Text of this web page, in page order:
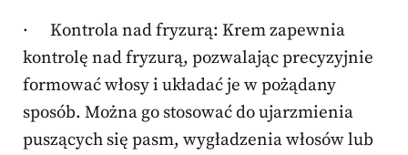
· Kontrola nad fryzurą: Krem zapewnia
kontrolę nad fryzurą, pozwalając precyzyjnie
formować włosy i układać je w pożądany
sposób. Można go stosować do ujarzmienia
puszących się pasm, wygładzenia włosów lub